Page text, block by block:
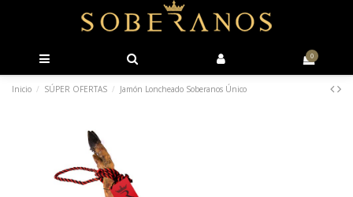
0
Inicio SÚPER OFERTAS Jamón Loncheado Soberanos Único